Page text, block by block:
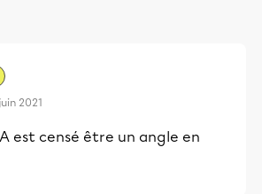
2021
est censé être un angle en